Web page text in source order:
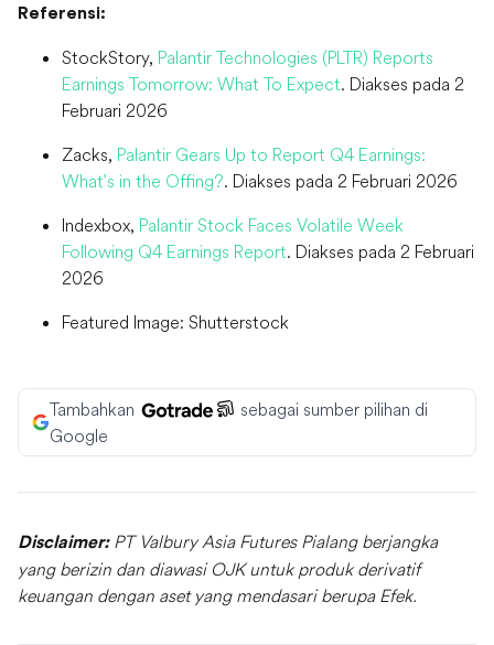
Referensi:
StockStory, Palantir Technologies (PLTR) Reports
Earnings Tomorrow: What To Expect. Diakses pada 2
Februari 2026
Zacks, Palantir Gears Up to Report Q4 Earnings:
What's in the Offing?. Diakses pada 2 Februari 2026
Indexbox, Palantir Stock Faces Volatile Week
Following Q4 Earnings Report. Diakses pada 2 Februari
2026
Featured Image: Shutterstock
Tambahkan
sebagai sumber pilihan di
Google
Disclaimer: PT Valbury Asia Futures Pialang berjangka
yang berizin dan diawasi OJK untuk produk derivatif
keuangan dengan aset yang mendasari berupa Efek.